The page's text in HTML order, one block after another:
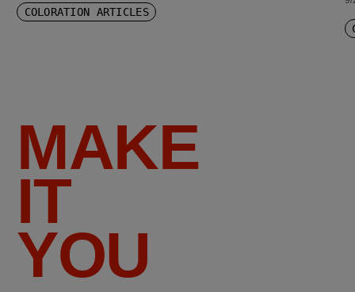
COLORATION ARTICLES
MAKE
IT
YOU